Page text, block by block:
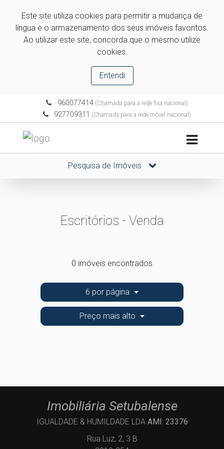
Este site utiliza cookies para permitir a mudança de
língua e o armazenamento dos seus imóveis favoritos.
Ao utilizar este site, concorda que o mesmo utilize
cookies.
Entendi
960077414(Chamada para a rede fixa nacional)
927709311 (Chamada para a rede móvel nacional)
Pesquisa de Imóveis
Escritórios - Venda
0 imóveis encontrados
6 por página
Preço mais alto
Imobiliária Setubalense
IGUALDADE & HUMILDADE LDA AMI: 23376
Rua Luz, 2, 3 B